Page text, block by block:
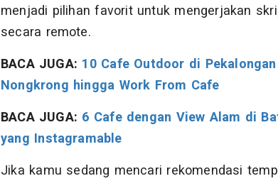
menjadi pilihan favorit untuk mengerjakan
secara remote.
BACA JUGA: 10 Cafe Outdoor di
Nongkrong hingga Work From Cafe
BACA JUGA: 6 Cafe dengan View Alam di
yang Instagramable
Jika kamu sedang mencari rekomendasi